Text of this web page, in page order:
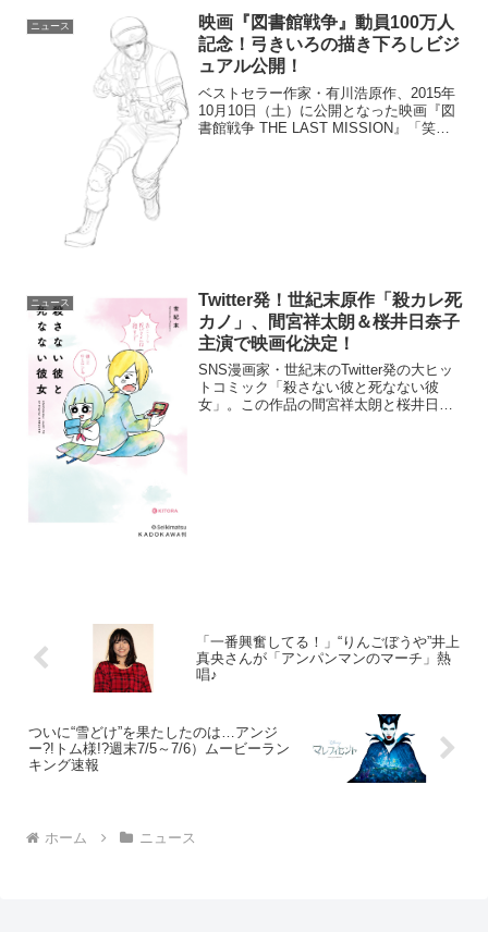
「映画 ST赤と白の捜査ファイル」...
ニュース
映画『図書館戦争』動員100万人
記念！弓きいろの描き下ろしビジ
ュアル公開！
ベストセラー作家・有川浩原作、2015年
10月10日（土）に公開となった映画『図
書館戦争 THE LAST MISSION』「笑っ
ニュース
Twitter発！世紀末原作「殺カレ死
カノ」、間宮祥太朗＆桜井日奈子
主演で映画化決定！
SNS漫画家・世紀末のTwitter発の大ヒッ
トコミック「殺さない彼と死なない彼
女」。この作品の間宮祥太朗と桜井日奈
「一番興奮してる！」“りんごぼうや”井上
真央さんが「アンパンマンのマーチ」熱
唱♪
ついに“雪どけ”を果たしたのは…アンジ
ー?!トム様!?週末7/5～7/6）ムービーラン
キング速報
ホーム ニュース